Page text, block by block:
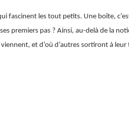
fascinent les tout petits. Une boîte,
premiers pas ? Ainsi, au-delà de la
et d’où d’autres sortiront à